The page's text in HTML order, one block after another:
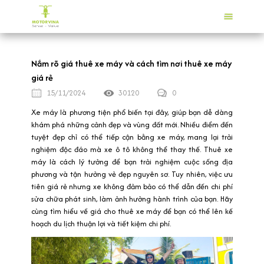
Nắm rõ giá thuê xe máy và cách tìm nơi thuê xe máy
giá rẻ
15/11/2024 30120
0
Xe máy là phương tiện phổ biến tại đây, giúp bạn dễ dàng
khám phá những cảnh đẹp và vùng đất mới. Nhiều điểm đến
tuyệt đẹp chỉ có thể tiếp cận bằng xe máy, mang lại trải
nghiệm độc đáo mà xe ô tô không thể thay thế. Thuê xe
máy là cách lý tưởng để bạn trải nghiệm cuộc sống địa
phương và tận hưởng vẻ đẹp nguyên sơ. Tuy nhiên, việc ưu
tiên giá rẻ nhưng xe không đảm bảo có thể dẫn đến chi phí
sửa chữa phát sinh, làm ảnh hưởng hành trình của bạn. Hãy
cùng tìm hiểu về giá cho thuê xe máy để bạn có thể lên kế
hoạch du lịch thuận lợi và tiết kiệm chi phí.